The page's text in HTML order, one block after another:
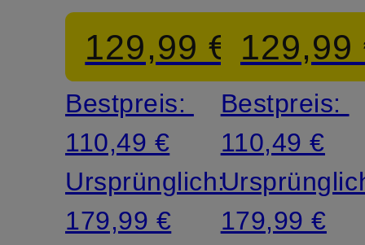
Cashmere
129,99 €
Bestpreis:
110,49 €
Ursprünglich:
179,99 €
129,99
Bestpreis:
110,49 €
179,99 €